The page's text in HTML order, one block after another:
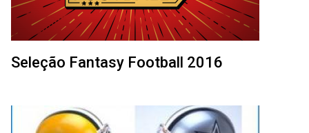
Seleção Fantasy Football 2016